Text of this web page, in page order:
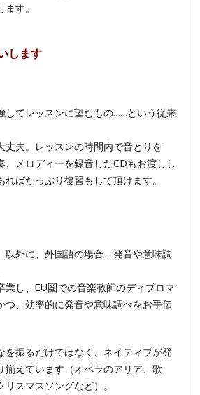
す。
します
してレッスンに望むもの……という従来
丈夫。レッスンの時間内で音とりを
、メロディーを録音したCDもお渡しし
ればたっぷり復習もして頂けます。
以外に、外国語の場合、発音や意味調
業し、EU圏での音楽教師のディプロマ
つ、効率的に発音や意味調べをお手伝
を振るだけではなく、ネイティブが発
揃えています（オペラのアリア、歌
スマスソングなど）。